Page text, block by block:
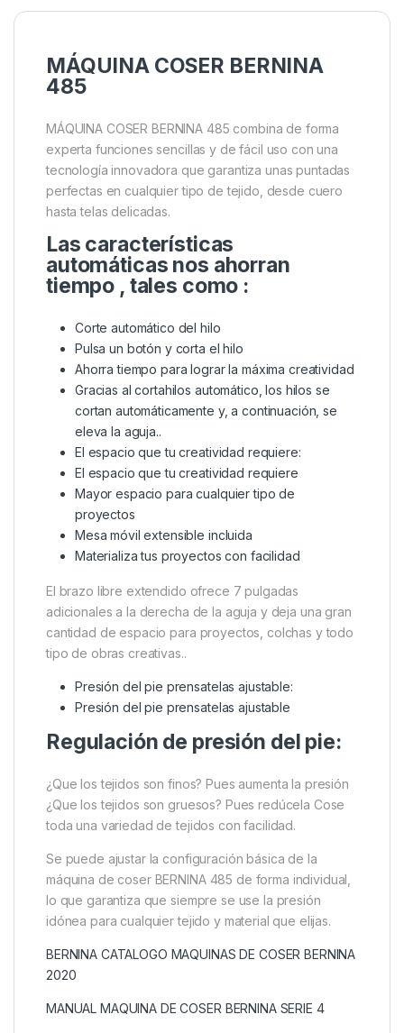
MÁQUINA COSER BERNINA
485
MÁQUINA COSER BERNINA 485 combina de forma
experta funciones sencillas y de fácil uso con una
tecnología innovadora que garantiza unas puntadas
perfectas en cualquier tipo de tejido, desde cuero
hasta telas delicadas.
Las características
automáticas nos ahorran
tiempo , tales como :
Corte automático del hilo
Pulsa un botón y corta el hilo
Ahorra tiempo para lograr la máxima creatividad
Gracias al cortahilos automático, los hilos se
cortan automáticamente y, a continuación, se
eleva la aguja..
El espacio que tu creatividad requiere:
El espacio que tu creatividad requiere
Mayor espacio para cualquier tipo de
proyectos
Mesa móvil extensible incluida
Materializa tus proyectos con facilidad
El brazo libre extendido ofrece 7 pulgadas
adicionales a la derecha de la aguja y deja una gran
cantidad de espacio para proyectos, colchas y todo
tipo de obras creativas..
Presión del pie prensatelas ajustable:
Presión del pie prensatelas ajustable
Regulación de presión del pie:
¿Que los tejidos son finos? Pues aumenta la presión
¿Que los tejidos son gruesos? Pues redúcela Cose
toda una variedad de tejidos con facilidad.
Se puede ajustar la configuración básica de la
máquina de coser BERNINA 485 de forma individual,
lo que garantiza que siempre se use la presión
idónea para cualquier tejido y material que elijas.
BERNINA CATALOGO MAQUINAS DE COSER BERNINA
2020
MANUAL MAQUINA DE COSER BERNINA SERIE 4